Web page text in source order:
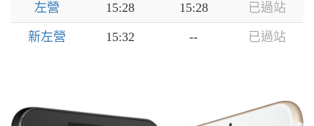
左營 15:28 15:28 已過站
新左營 15:32 -- 已過站